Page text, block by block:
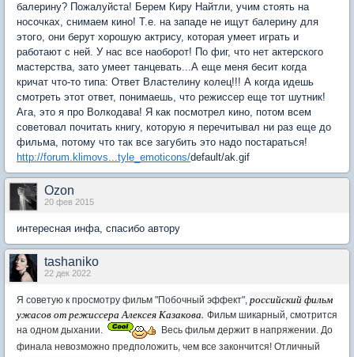
балерину? Пожалуйста! Берем Киру Найтли, учим стоять на
носочках, снимаем кино! Т.е. на западе не ищут балерину для
этого, они берут хорошую актрису, которая умеет играть и
работают с ней. У нас все наоборот! По фиг, что нет актерского
мастерства, зато умеет танцевать...А еще меня бесит когда
кричат что-то типа: Ответ Властелину колец!!! А когда идешь
смотреть этот ответ, понимаешь, что режиссер еще тот шутник!
Ага, это я про Волкодава! Я как посмотрел кино, потом всем
советовал почитать книгу, которую я перечитывал ни раз еще до
фильма, потому что так все загубить это надо постараться!
http://forum.klimovs...tyle_emoticons/default/ak.gif
Ozon
20 фев 2015
интересная инфа, спасибо автору
tashaniko
22 дек 2022
Я советую к просмотру фильм "Побочный эффект", российский фильм
ужасов от режиссера Алексея Казакова. Фильм шикарный, смотрится
на одном дыхании.
Весь фильм держит в напряжении. До
финала невозможно предположить, чем все закончится! Отличный